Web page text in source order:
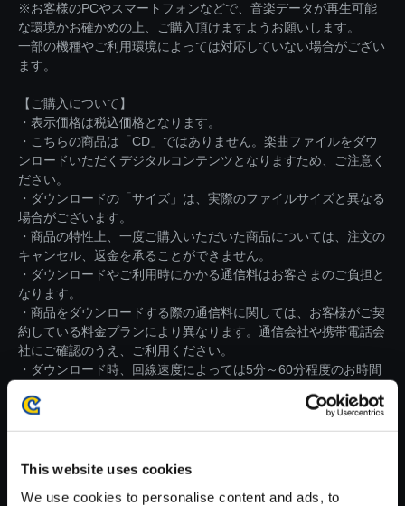
This website uses cookies
We use cookies to personalise content and ads, to
※お客様のPCやスマートフォンなどで、音楽データが再生可能
な環境かお確かめの上、ご購入頂けますようお願いします。
一部の機種やご利用環境によっては対応していない場合がござい
ます。
【ご購入について】
・表示価格は税込価格となります。
・こちらの商品は「CD」ではありません。楽曲ファイルをダウ
ンロードいただくデジタルコンテンツとなりますため、ご注意く
ださい。
・ダウンロードの「サイズ」は、実際のファイルサイズと異なる
場合がございます。
・商品の特性上、一度ご購入いただいた商品については、注文の
キャンセル、返金を承ることができません。
・ダウンロードやご利用時にかかる通信料はお客さまのご負担と
なります。
・商品をダウンロードする際の通信料に関しては、お客様がご契
約している料金プランにより異なります。通信会社や携帯電話会
社にご確認のうえ、ご利用ください。
・ダウンロード時、回線速度によっては5分～60分程度のお時間
※ご購入いただいたファイルのダウンロードの際には、通信環境